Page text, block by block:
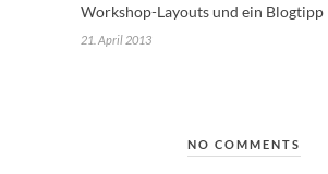
Workshop-Layouts und ein Blogtipp
21. April 2013
NO COMMENTS